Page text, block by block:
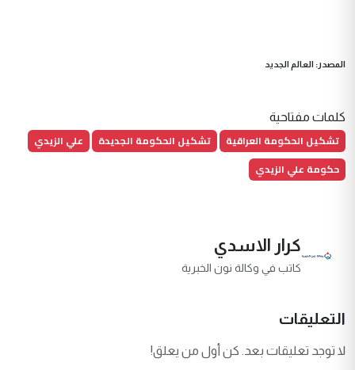
المصدر: العالم الجديد
كلمات مفتاحية
تشكيل الحكومة العراقية تشكيل الحكومة الجديدة
علي الزيدي
حكومة علي الزيدي
كرار الاسدي
كاتب في وكالة نون الخبرية
التعليقات
لا توجد تعليقات بعد. كن أول من يعلق!